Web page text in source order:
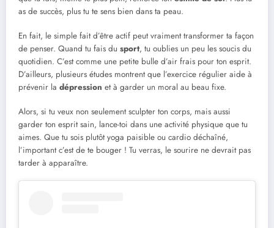
as de succès, plus tu te sens bien dans ta peau.
En fait, le simple fait d’être actif peut vraiment transformer ta façon
de penser. Quand tu fais du sport, tu oublies un peu les soucis du
quotidien. C’est comme une petite bulle d’air frais pour ton esprit.
D’ailleurs, plusieurs études montrent que l’exercice régulier aide à
prévenir la dépression et à garder un moral au beau fixe.
Alors, si tu veux non seulement sculpter ton corps, mais aussi
garder ton esprit sain, lance-toi dans une activité physique que tu
aimes. Que tu sois plutôt yoga paisible ou cardio déchaîné,
l’important c’est de te bouger ! Tu verras, le sourire ne devrait pas
tarder à apparaître.